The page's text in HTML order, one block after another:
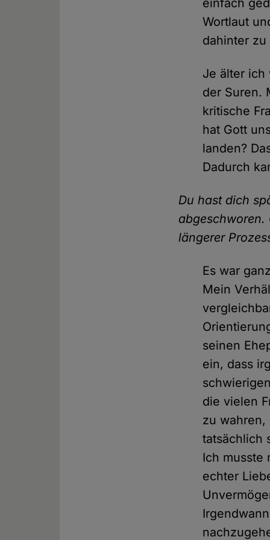
einfach
Wortlaut
dahinter zu
Je älter ich
der Suren.
kritische
hat Gott
landen?
Dadurch
Du hast dich
abgeschworen.
längerer
Es war
Mein
seinen
ein, dass
die vielen
zu wahren,
tatsächlich
Ich musste
echter